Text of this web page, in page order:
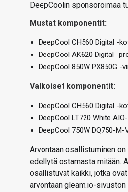
VAIHDA TEEMA
HAKU
DeepCoolin sponsoroimaa
Mustat komponentit:
DeepCool CH560 Digital -
DeepCool AK620 Digital -
DeepCool 850W PX850G -
Valkoiset komponentit:
DeepCool CH560 Digital -
DeepCool LT720 White
DeepCool 750W DQ750-M-
Arvontaan osallistuminen
edellytä ostamasta mitään.
osallistuvat kaikki, jotka
arvontaan gleam.io-sivuston